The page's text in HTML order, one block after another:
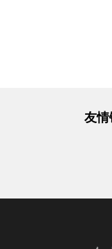
友情